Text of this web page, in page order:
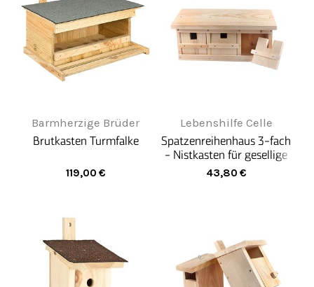
Barmherzige Brüder
Brutkasten Turmfalke
119,00 €
Lebenshilfe Celle
Spatzenreihenhaus 3-fach
- Nistkasten für gesellige
Haussperlinge
43,80 €